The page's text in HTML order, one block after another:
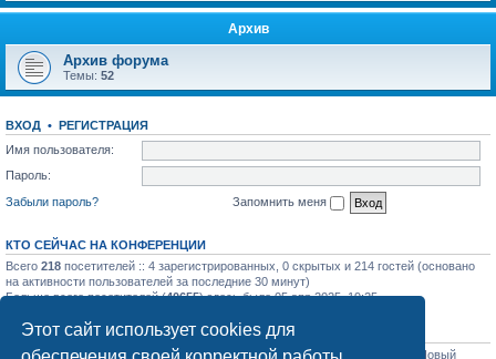
Этот сайт использует cookies для
Архив
Архив форума
Темы: 52
ВХОД • РЕГИСТРАЦИЯ
Имя пользователя:
Пароль:
Забыли пароль?
Запомнить меня
КТО СЕЙЧАС НА КОНФЕРЕНЦИИ
Всего 218 посетителей :: 4 зарегистрированных, 0 скрытых и 214 гостей (основано
на активности пользователей за последние 30 минут)
Больше всего посетителей (40655) здесь было 05 апр 2025, 19:25
СТАТИСТИКА
Всего сообщений:31758• Всего тем:1129• Всего пользователей: • Новый